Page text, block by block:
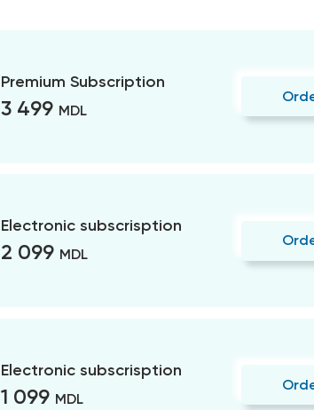
Premium Subscription
3 499 MDL
Electronic subscrisption
2 099 MDL
Electronic subscrisption
1 099 MDL